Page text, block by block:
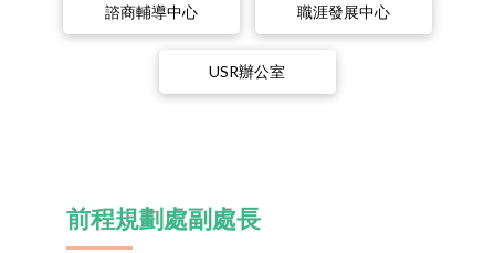
諮商輔導中心 職涯發展中心
USR辦公室
前程規劃處副處長